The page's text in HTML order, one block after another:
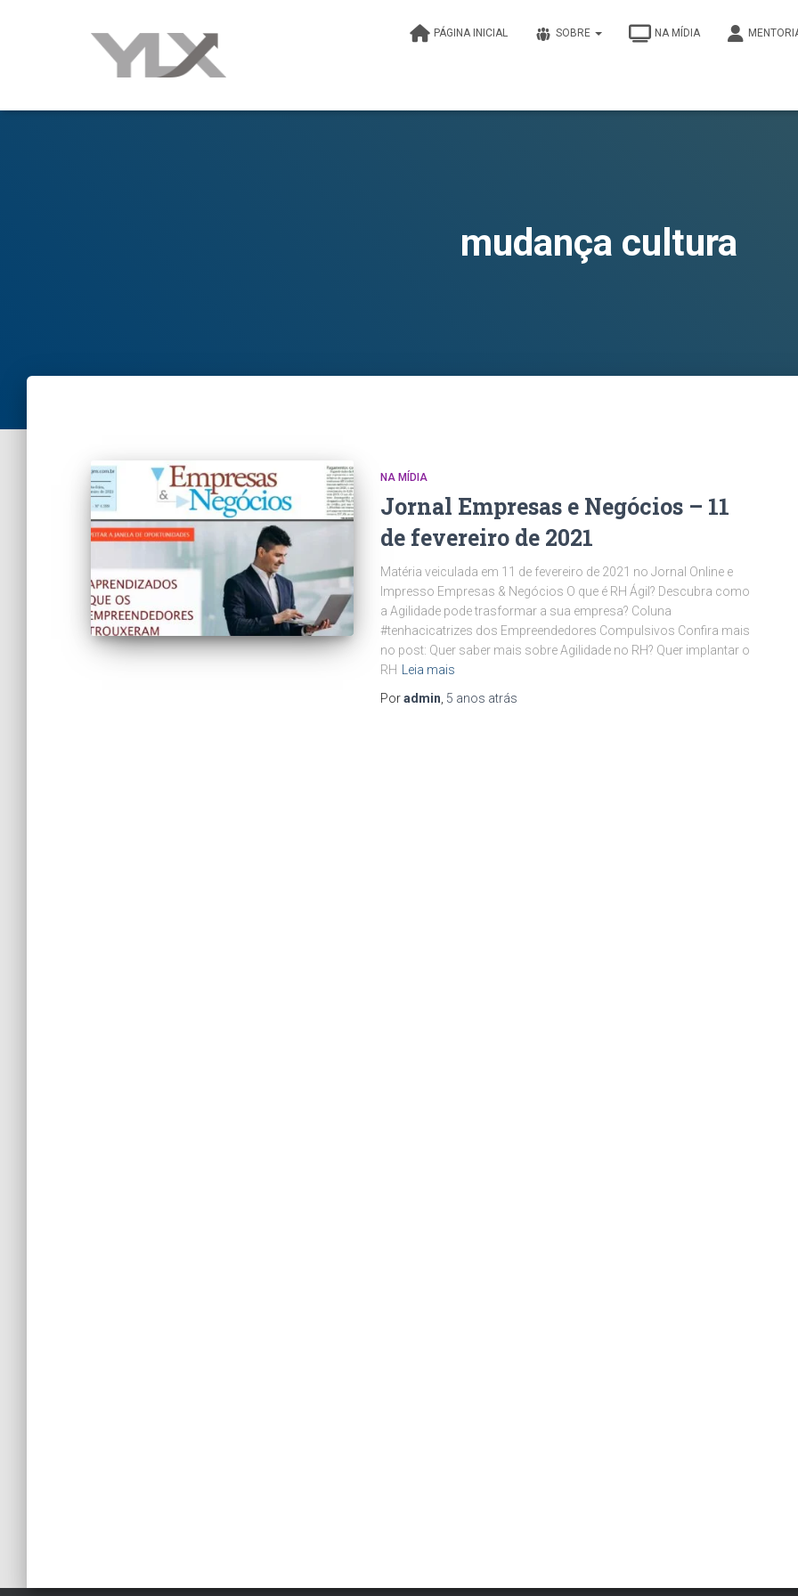
PÁGINA INICIAL SOBRE NA MÍDIA
mudança cultura
NA MÍDIA
Jornal Empresas e Negócios – 11
de fevereiro de 2021
Matéria veiculada em 11 de fevereiro de 2021 no Jornal Online e
Impresso Empresas & Negócios O que é RH Ágil? Descubra como
a Agilidade pode trasformar a sua empresa? Coluna
#tenhacicatrizes dos Empreendedores Compulsivos Confira mais
no post: Quer saber mais sobre Agilidade no RH? Quer implantar o
RH
Leia mais
Poradmin 5 anos atrás